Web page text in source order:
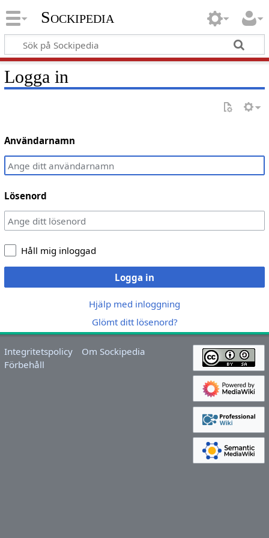
Sockipedia
Logga in
Användarnamn
Lösenord
Håll mig inloggad
Logga in
Hjälp med inloggning
Glömt ditt lösenord?
Integritetspolicy
Om Sockipedia
Förbehåll